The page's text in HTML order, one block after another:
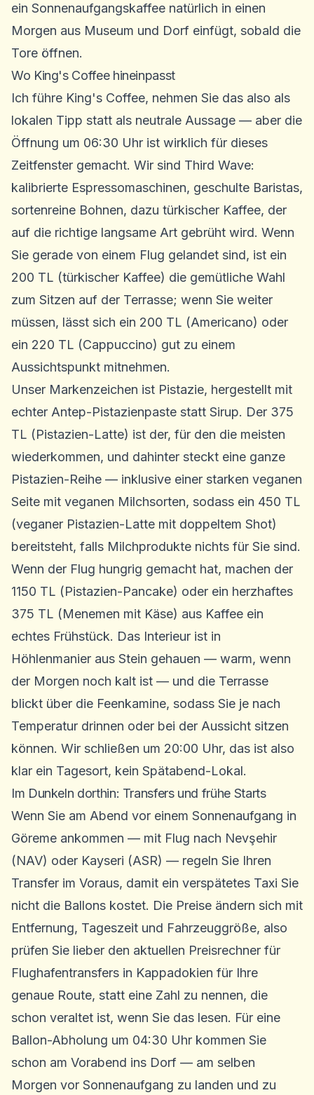
ein Sonnenaufgangskaffee natürlich in einen
Morgen aus Museum und Dorf einfügt, sobald die
Tore öffnen.
Wo King's Coffee hineinpasst
Ich führe King's Coffee, nehmen Sie das also als
lokalen Tipp statt als neutrale Aussage — aber die
Öffnung um 06:30 Uhr ist wirklich für dieses
Zeitfenster gemacht. Wir sind Third Wave:
kalibrierte Espressomaschinen, geschulte Baristas,
sortenreine Bohnen, dazu türkischer Kaffee, der
auf die richtige langsame Art gebrüht wird. Wenn
Sie gerade von einem Flug gelandet sind, ist ein
200 TL (türkischer Kaffee) die gemütliche Wahl
zum Sitzen auf der Terrasse; wenn Sie weiter
müssen, lässt sich ein 200 TL (Americano) oder
ein 220 TL (Cappuccino) gut zu einem
Aussichtspunkt mitnehmen.
Unser Markenzeichen ist Pistazie, hergestellt mit
echter Antep-Pistazienpaste statt Sirup. Der 375
TL (Pistazien-Latte) ist der, für den die meisten
wiederkommen, und dahinter steckt eine ganze
Pistazien-Reihe — inklusive einer starken veganen
Seite mit veganen Milchsorten, sodass ein 450 TL
(veganer Pistazien-Latte mit doppeltem Shot)
bereitsteht, falls Milchprodukte nichts für Sie sind.
Wenn der Flug hungrig gemacht hat, machen der
1150 TL (Pistazien-Pancake) oder ein herzhaftes
375 TL (Menemen mit Käse) aus Kaffee ein
echtes Frühstück. Das Interieur ist in
Höhlenmanier aus Stein gehauen — warm, wenn
der Morgen noch kalt ist — und die Terrasse
blickt über die Feenkamine, sodass Sie je nach
Temperatur drinnen oder bei der Aussicht sitzen
können. Wir schließen um 20:00 Uhr, das ist also
klar ein Tagesort, kein Spätabend-Lokal.
Im Dunkeln dorthin: Transfers und frühe Starts
Wenn Sie am Abend vor einem Sonnenaufgang in
Göreme ankommen — mit Flug nach Nevşehir
(NAV) oder Kayseri (ASR) — regeln Sie Ihren
Transfer im Voraus, damit ein verspätetes Taxi Sie
nicht die Ballons kostet. Die Preise ändern sich mit
Entfernung, Tageszeit und Fahrzeuggröße, also
prüfen Sie lieber den aktuellen Preisrechner für
Flughafentransfers in Kappadokien für Ihre
genaue Route, statt eine Zahl zu nennen, die
schon veraltet ist, wenn Sie das lesen. Für eine
Ballon-Abholung um 04:30 Uhr kommen Sie
schon am Vorabend ins Dorf — am selben
Morgen vor Sonnenaufgang zu landen und zu